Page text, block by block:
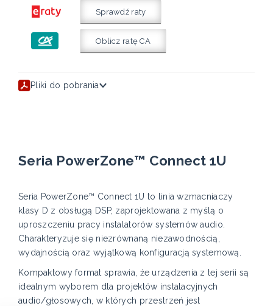
Sprawdź raty
Oblicz ratę CA
Pliki do pobrania
Seria PowerZone™ Connect 1U
Seria PowerZone™ Connect 1U to linia wzmacniaczy
klasy D z obsługą DSP, zaprojektowana z myślą o
uproszczeniu pracy instalatorów systemów audio.
Charakteryzuje się niezrównaną niezawodnością,
wydajnością oraz wyjątkową konfiguracją systemową.
Kompaktowy format sprawia, że urządzenia z tej serii są
idealnym wyborem dla projektów instalacyjnych
audio/głosowych, w których przestrzeń jest